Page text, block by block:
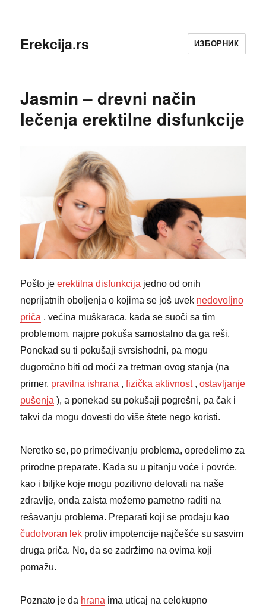
Erekcija.rs ИЗБОРНИК
Jasmin – drevni način
lečenja erektilne disfunkcije
Pošto jeerektilna disfunkcija jedno od onih
neprijatnih oboljenja o kojima se još uvek nedovoljno
priča , većina muškaraca, kada se suoči sa tim
problemom, najpre pokuša samostalno da ga reši.
Ponekad su ti pokušaji svrsishodni, pa mogu
dugoročno biti od moći za tretman ovog stanja (na
primer, pravilna ishrana ,fizička aktivnost,ostavljanje
pušenja ), a ponekad su pokušaji pogrešni, pa čak i
takvi da mogu dovesti do više štete nego koristi.
Neretko se, po primećivanju problema, opredelimo za
prirodne preparate. Kada su u pitanju voće i povrće,
kao i biljke koje mogu pozitivno delovati na naše
zdravlje, onda zaista možemo pametno raditi na
rešavanju problema. Preparati koji se prodaju kao
čudotvoran lek protiv impotencije najčešće su sasvim
druga priča. No, da se zadržimo na ovima koji
pomažu.
Poznato je da hrana ima uticaj na celokupno